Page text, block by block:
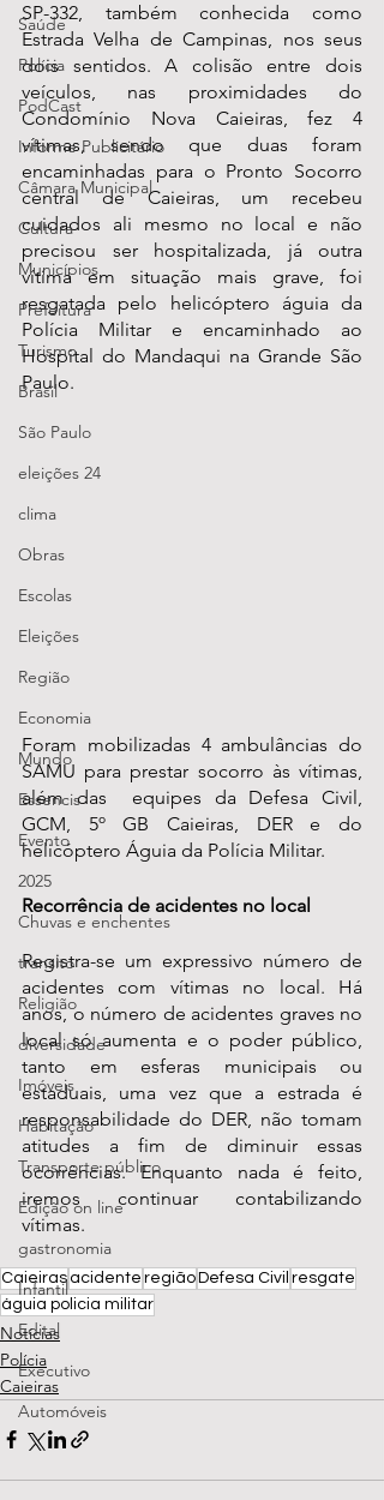
Saúde
Polícia
PodCast
Informe Publicitário
Câmara Municipal
Cultura
Municípios
Prefeitura
Turismo
Brasil
São Paulo
eleições 24
clima
Obras
Escolas
Eleições
Região
Economia
Mundo
Essencis
Evento
2025
Chuvas e enchentes
transito
Religião
diversidade
Imóveis
Habitação
Transporte público
Edição on line
gastronomia
Infantil
Edital
Executivo
Automóveis
SP-332, também conhecida como
Estrada Velha de Campinas, nos seus
dois sentidos. A colisão entre dois
veículos, nas proximidades do
Condomínio Nova Caieiras, fez 4
vítimas, sendo que duas foram
encaminhadas para o Pronto Socorro
central de Caieiras, um recebeu
cuidados ali mesmo no local e não
precisou ser hospitalizada, já outra
vítima em situação mais grave, foi
resgatada pelo helicóptero águia da
Polícia Militar e encaminhado ao
Hospital do Mandaqui na Grande São
Paulo.
Foram mobilizadas 4 ambulâncias do
SAMU para prestar socorro às vítimas,
além das  equipes da Defesa Civil,
GCM, 5º GB Caieiras, DER e do
helicóptero Águia da Polícia Militar.
Recorrência de acidentes no local
Registra-se um expressivo número de
acidentes com vítimas no local. Há
anos, o número de acidentes graves no
local só aumenta e o poder público,
tanto em esferas municipais ou
estaduais, uma vez que a estrada é
responsabilidade do DER, não tomam
atitudes a fim de diminuir essas
ocorrências. Enquanto nada é feito,
iremos continuar contabilizando
vítimas.
Caieiras acidente região Defesa Civil resgate
águia policia militar
Notícias
Polícia
Caieiras